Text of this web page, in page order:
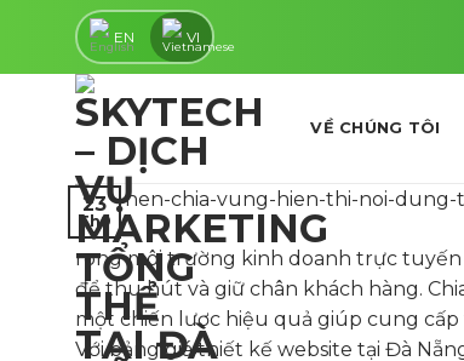
content
EN VI
VỀ CHÚNG TÔI
23
Th9
rong môi trường kinh doanh trực
để thu hút và giữ chân khách hàng.
một chiến lược hiệu quả giúp cung
Với bảng giá thiết kế website tại Đà